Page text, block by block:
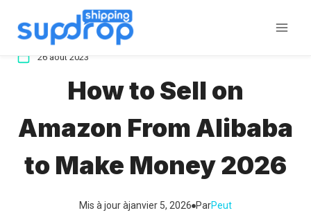
26 août 2023
How to Sell on
Amazon From Alibaba
to Make Money 2026
Mis à jour àjanvier 5, 2026 ParPeut